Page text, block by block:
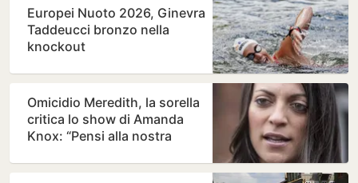
Europei Nuoto 2026, Ginevra
Taddeucci bronzo nella
knockout
Omicidio Meredith, la sorella
critica lo show di Amanda
Knox: “Pensi alla nostra